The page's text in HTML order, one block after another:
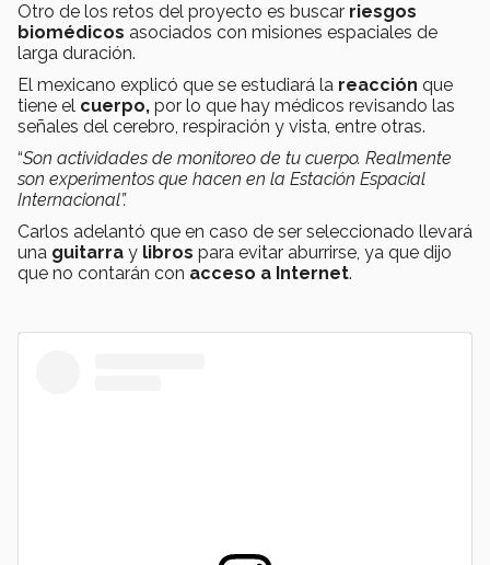
Otro de los retos del proyecto es buscar riesgos
biomédicos asociados con misiones espaciales de
larga duración.
El mexicano explicó que se estudiará la reacción que
tiene el cuerpo, por lo que hay médicos revisando las
señales del cerebro, respiración y vista, entre otras.
“Son actividades de monitoreo de tu cuerpo. Realmente
son experimentos que hacen en la Estación Espacial
Internacional”.
Carlos adelantó que en caso de ser seleccionado llevará
una guitarra y libros para evitar aburrirse, ya que dijo
que no contarán con acceso a Internet.